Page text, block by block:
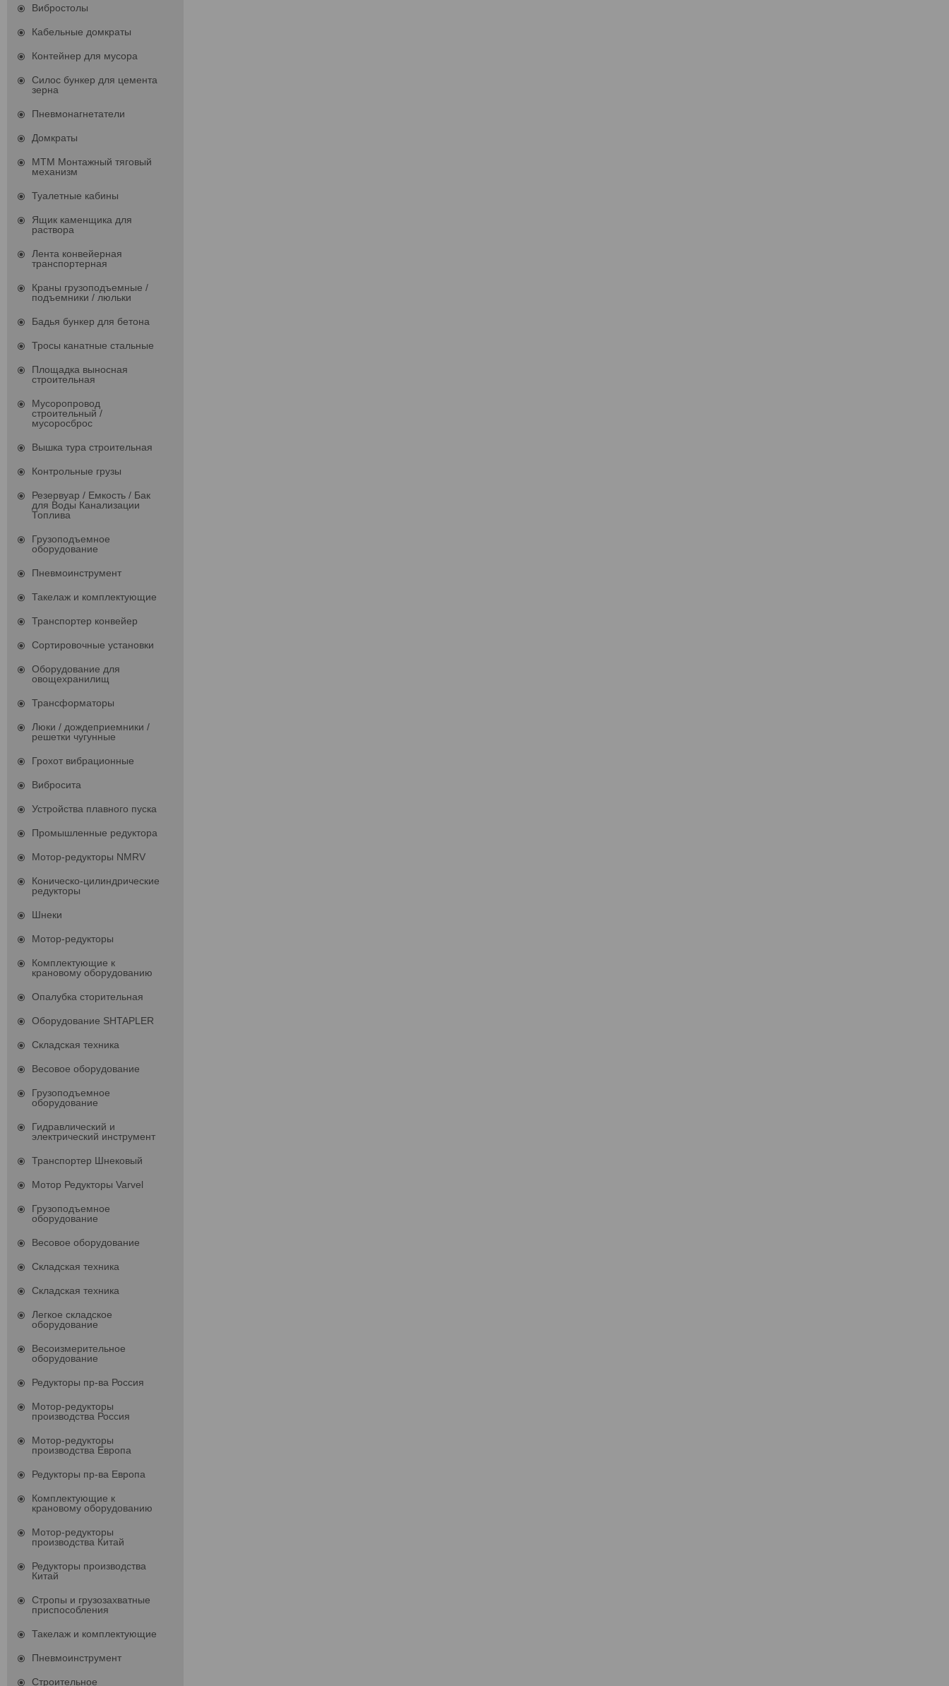
Вибростолы
Кабельные домкраты
Контейнер для мусора
Силос бункер для цемента
зерна
Пневмонагнетатели
Домкраты
МТМ Монтажный тяговый
механизм
Туалетные кабины
Ящик каменщика для
раствора
Лента конвейерная
транспортерная
Краны грузоподъемные /
подъемники / люльки
Бадья бункер для бетона
Тросы канатные стальные
Площадка выносная
строительная
Мусоропровод
строительный /
мусоросброс
Вышка тура строительная
Контрольные грузы
Резервуар / Емкость / Бак
для Воды Канализации
Топлива
Грузоподъемное
оборудование
Пневмоинструмент
Такелаж и комплектующие
Транспортер конвейер
Сортировочные установки
Оборудование для
овощехранилищ
Трансформаторы
Люки / дождеприемники /
решетки чугунные
Грохот вибрационные
Вибросита
Устройства плавного пуска
Промышленные редуктора
Мотор-редукторы NMRV
Коническо-цилиндрические
редукторы
Шнеки
Мотор-редукторы
Комплектующие к
крановому оборудованию
Опалубка сторительная
Оборудование SHTAPLER
Складская техника
Весовое оборудование
Грузоподъемное
оборудование
Гидравлический и
электрический инструмент
Транспортер Шнековый
Мотор Редукторы Varvel
Грузоподъемное
оборудование
Весовое оборудование
Складская техника
Складская техника
Легкое складское
оборудование
Весоизмерительное
оборудование
Редукторы пр-ва Россия
Мотор-редукторы
производства Россия
Мотор-редукторы
производства Европа
Редукторы пр-ва Европа
Комплектующие к
крановому оборудованию
Мотор-редукторы
производства Китай
Редукторы производства
Китай
Стропы и грузозахватные
приспособления
Такелаж и комплектующие
Пневмоинструмент
Строительное